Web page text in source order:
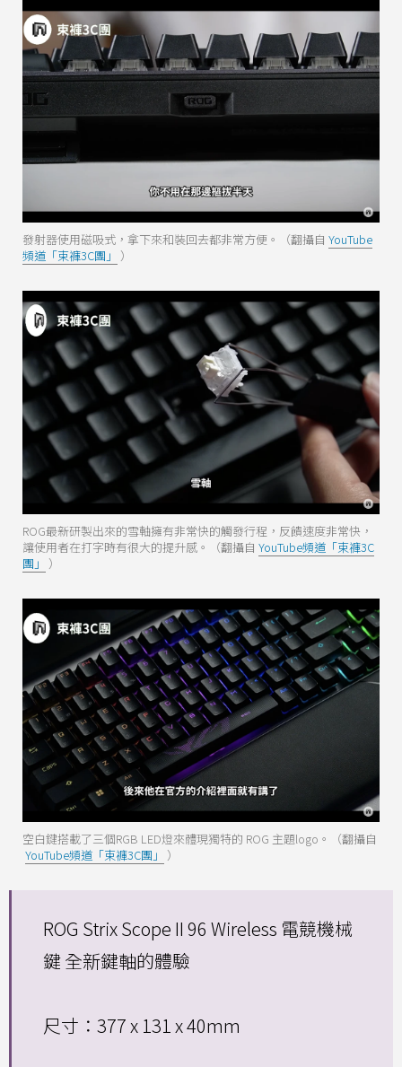
發射器使用磁吸式，拿下來和裝回去都非常方便。（翻攝自 YouTube
頻道「束褲3C團」
）
ROG最新研製出來的雪軸擁有非常快的觸發行程，反饋速度非常快，
讓使用者在打字時有很大的提升感。（翻攝自 YouTube頻道「束褲3C
團」
）
空白鍵搭載了三個RGB LED燈來體現獨特的 ROG 主題logo。（翻攝自
YouTube頻道「束褲3C團」
）
ROG Strix Scope II 96 Wireless 電競機械
鍵 全新鍵軸的體驗
尺寸：377 x 131 x 40mm